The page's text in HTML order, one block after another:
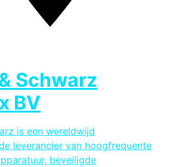
Schwarz
BV
is een wereldwijd
leverancier van hoogfrequente
beveiligde